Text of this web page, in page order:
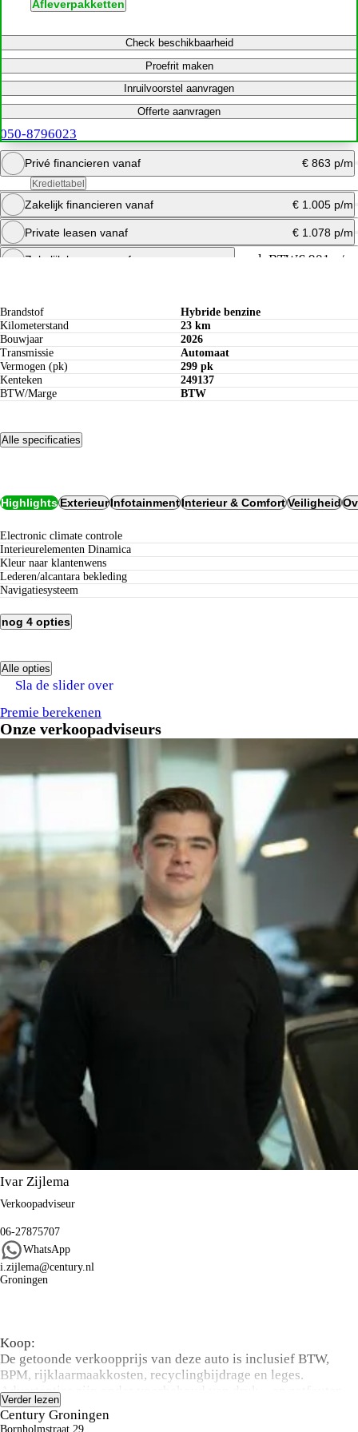
Afleverpakketten
Check beschikbaarheid
Proefrit maken
Inruilvoorstel aanvragen
Offerte aanvragen
050-8796023
Privé financieren vanaf € 863 p/m
Krediettabel
Bereken maandbedrag
Offerte aanvragen
Zakelijk financieren vanaf € 1.005 p/m
Bereken maandbedrag
Private leasen vanaf € 1.078 p/m
Zakelijk leasen vanaf excl. BTW€ 901 p/m
Brandstof
Hybride benzine
Kilometerstand
23 km
Bouwjaar
2026
Transmissie
Automaat
Vermogen (pk)
299 pk
Kenteken
249137
BTW/Marge
BTW
Alle specificaties
HighlightsExterieurInfotainmentInterieur & ComfortVeiligheid
electronic climate controle
Interieurelementen Dinamica
Kleur naar klantenwens
lederen/alcantara bekleding
navigatiesysteem
nog 4 opties
Alle opties
Verzekeren bij Century:
tot 5 jaar nieuwwaarderegeling
Premie berekenen
Onze verkoopadviseurs
Sla de slider over
Ivar Zijlema
Verkoopadviseur
06-27875707
WhatsApp
i.zijlema@century.nl
Groningen
Koop:
De getoonde verkoopprijs van deze auto is inclusief BTW,
BPM, rijklaarmaakkosten, recyclingbijdrage en leges.
Advertenties zijn onder voorbehoud van druk – en zetfouten.
De vermelde actieradius kan variëren door rijstijl, snelheid,
gebruik van comfort-/nevenverbruikers, buitentemperatuur,
Verder lezen
Century Groningen
Bornholmstraat 29